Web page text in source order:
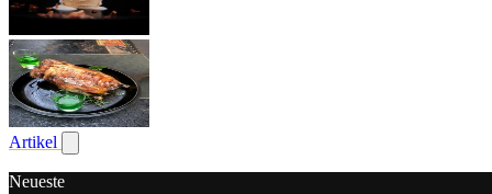
Artikel
Untermenü für Artikel anzeigen
Neueste